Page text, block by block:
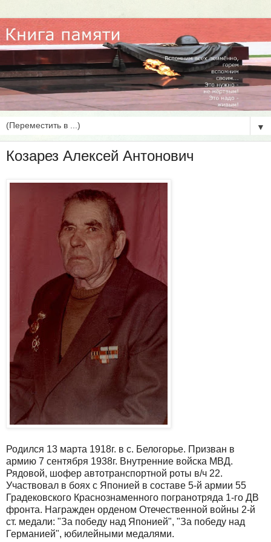
▼
Козарез Алексей Антонович
Родился 13 марта 1918г. в с. Белогорье. Призван в
армию 7 сентября 1938г. Внутренние войска МВД.
Рядовой, шофер автотранспортной роты в/ч 22.
Участвовал в боях с Японией в составе 5-й армии 55
Градековского Краснознаменного погранотряда 1-го ДВ
фронта. Награжден орденом Отечественной войны 2-й
ст. медали: "За победу над Японией", "За победу над
Германией", юбилейными медалями.